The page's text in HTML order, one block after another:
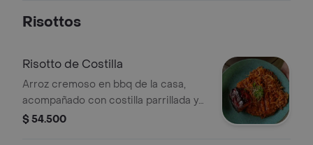
Risottos
Risotto de Costilla
Arroz cremoso en bbq de la casa,
acompañado con costilla parrillada y
cebolla crispy.
$ 54.500